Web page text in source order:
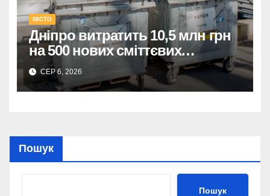
МІСТО
Дніпро витратить 10,5 млн грн
на 500 нових сміттєвих
контейнерів.
СЕР 6, 2026
Пошук
Пошук